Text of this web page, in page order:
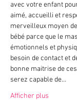
avec votre enfant
aimé, accueilli et
merveilleux moyen
bébé parce que le
émotionnels et
besoin de contact et
bonne maitrise de
serez capable de…
Afficher plus